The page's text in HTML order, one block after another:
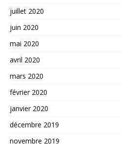
juillet 2020
juin 2020
mai 2020
avril 2020
mars 2020
février 2020
janvier 2020
décembre 2019
novembre 2019